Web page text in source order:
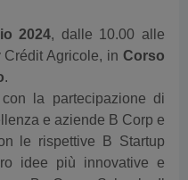
2024, dalle 10.00 alle
Agricole, in Corso
.
la partecipazione di
e aziende B Corp e
le rispettive B Startup
idee più innovative e